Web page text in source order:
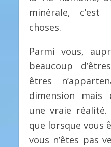
minérale, c’est
choses.
Parmi vous,
beaucoup
êtres
dimension
une vraie
que lorsque vous
vous n’êtes pas